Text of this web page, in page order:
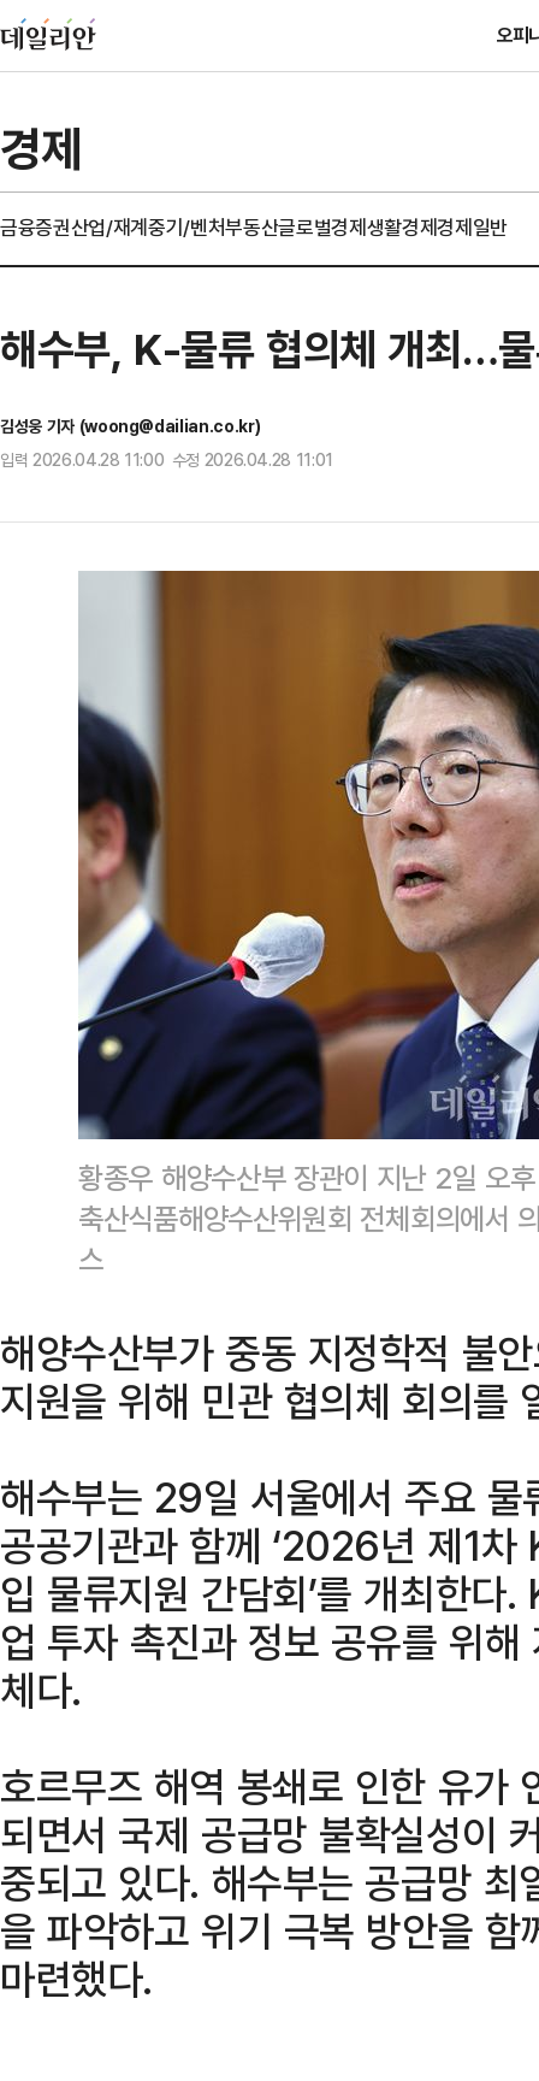
오피
경제
금융증권산업/재계중기/벤처부동산글로벌경제생활경제경제일반
해수부, K-물류 협의체 개최…
김성웅 기자 (woong@dailian.co.kr)
입력 2026.04.28 11:00 수정 2026.04.28 11:01
황종우 해양수산부 장관이 지난 2일 오
축산식품해양수산위원회 전체회의에서
스
해양수산부가 중동 지정학적 불
지원을 위해 민관 협의체 회의를
해수부는 29일 서울에서 주요
공공기관과 함께 ‘2026년 제1
입 물류지원 간담회’를 개최한
업 투자 촉진과 정보 공유를 위
체다.
호르무즈 해역 봉쇄로 인한 유가
되면서 국제 공급망 불확실성이
중되고 있다. 해수부는 공급망
을 파악하고 위기 극복 방안을
마련했다.